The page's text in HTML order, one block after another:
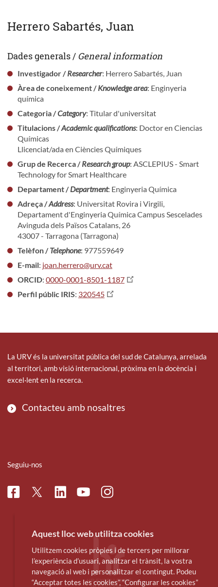
Herrero Sabartés, Juan
Dades generals / General information
Investigador /Researcher: Herrero Sabartés, Juan
Àrea de coneixement /Knowledge area: Enginyeria
química
Categoria /Category: Titular d'universitat
Titulacions /Academic qualifications: Doctor en Ciencias
Químicas
Llicenciat/ada en Ciències Químiques
Grup de Recerca /Research group: ASCLEPIUS - Smart
Technology for Smart Healthcare
Departament /Department: Enginyeria Química
Adreça /Address: Universitat Rovira i Virgili,
Departament d'Enginyeria Química Campus Sescelades
Avinguda dels Països Catalans, 26
43007 - Tarragona (Tarragona)
Telèfon /Telephone: 977559649
E-mail: joan.herrero@urv.cat
ORCID: 0000-0001-8501-1187
Perfil públic IRIS: 320545
La URV és la universitat pública del sud de Catalunya, arrelada
al territori, amb visió internacional, pròxima en la docència i
excel·lent en la recerca.
Contacteu amb nosaltres
Seguiu-nos
FacebookTwitterLinkedinYoutubeInstagram
Aquest lloc web utilitza cookies
Utilitzem cookies pròpies i de tercers per millorar
l’experiència d’usuari, analitzar el trànsit, la vostra
navegació al web i personalitzar el contingut. Podeu
“Acceptar totes les cookies”, “Configurar les cookies”